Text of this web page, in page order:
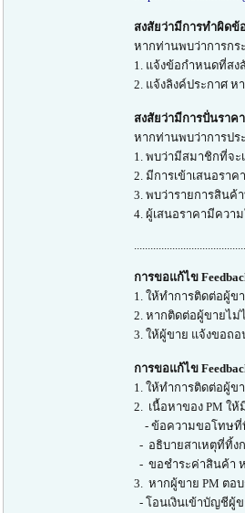
สงสัยว่ามีการทำผิดข้
หากท่านพบว่าการกร
1. แจ้งข้อกำหนดที่สง
2. แจ้งลิงค์ประกาศ
สงสัยว่ามีการปั่นราคา
หากท่านพบว่าการปร
1. พบว่ามีสมาชิกที่จะ
2. มีการเข้าเสนอราค
3. พบว่ารายการสินค้
4. ผู้เสนอราคามีควา
การขอแก้ไข
1. ให้ทำการติดต่อผู้ข
2. หากติดต่อผู้ขายไม่
3. ให้ผู้ขาย แจ้งขอถ
การขอแก้ไข
1. ให้ทำการติดต่อผู้ขา
2. เนื้อหาของ PM ใ
- ข้อความขอโทษที่
- อธิบายสาเหตุที่ทิ้ง
- ขอชำระค่าสินค้า
3. หากผู้ขาย PM ตอ
- โอนเงินเข้าบัญชีผู้